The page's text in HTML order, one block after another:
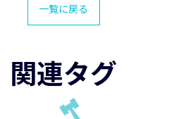
一覧に戻る
関連タグ